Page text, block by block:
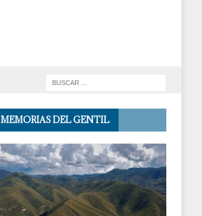
MEMORIAS DEL GENTIL